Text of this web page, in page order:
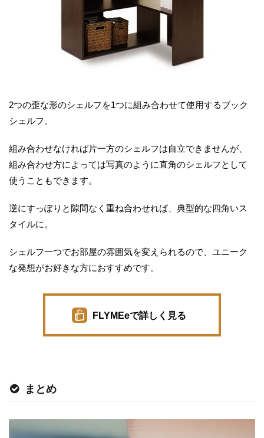
2つの歪な形のシェルフを1つに組み合わせて使用するブック
シェルフ。
組み合わせなければ片一方のシェルフは自立できませんが、
組み合わせ方によっては写真のように直角のシェルフとして
使うこともできます。
逆にすっぽりと隙間なく重ね合わせれば、典型的な四角いス
タイルに。
シェルフ一つでお部屋の雰囲気を変えられるので、ユニーク
な発想がお好きな方におすすめです。
FLYMEeで詳しく見る
まとめ